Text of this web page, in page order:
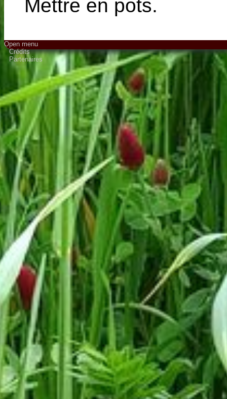
Mettre en pots.
Open menu
Crédits
Partenaires